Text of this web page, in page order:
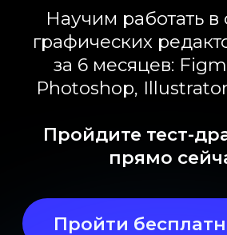
Пройдите тест-драйв курса
прямо сейчас!
Пройти бесплатный урок